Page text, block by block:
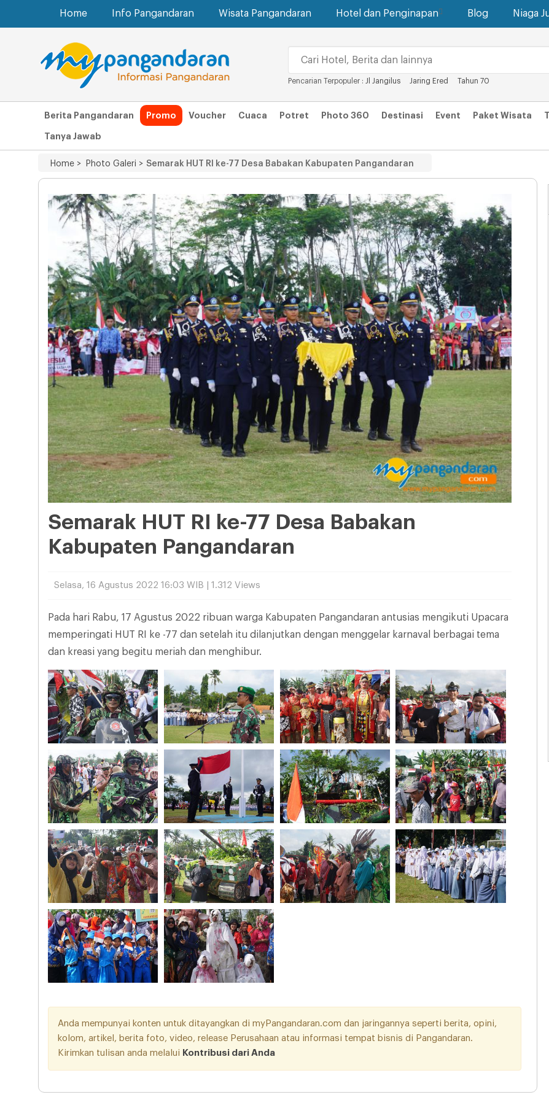
Home Info Pangandaran Wisata Pangandaran Hotel dan Penginapan Blog Niaga
Pencarian Terpopuler : Jl Jangilus Jaring Ered Tahun 70
Berita Pangandaran Promo Voucher Cuaca Potret Photo 360 Destinasi Event Paket Wisata
Tanya Jawab
Home > Photo Galeri > Semarak HUT RI ke-77 Desa Babakan Kabupaten Pangandaran
Semarak HUT RI ke-77 Desa Babakan
Kabupaten Pangandaran
Selasa, 16 Agustus 2022 16:03 WIB | 1.312 Views
Pada hari Rabu, 17 Agustus 2022 ribuan warga Kabupaten Pangandaran antusias mengikuti Upacara
memperingati HUT RI ke -77 dan setelah itu dilanjutkan dengan menggelar karnaval berbagai tema
dan kreasi yang begitu meriah dan menghibur.
Anda mempunyai konten untuk ditayangkan di myPangandaran.com dan jaringannya seperti berita, opini,
kolom, artikel, berita foto, video, release Perusahaan atau informasi tempat bisnis di Pangandaran.
Kirimkan tulisan anda melalui Kontribusi dari Anda